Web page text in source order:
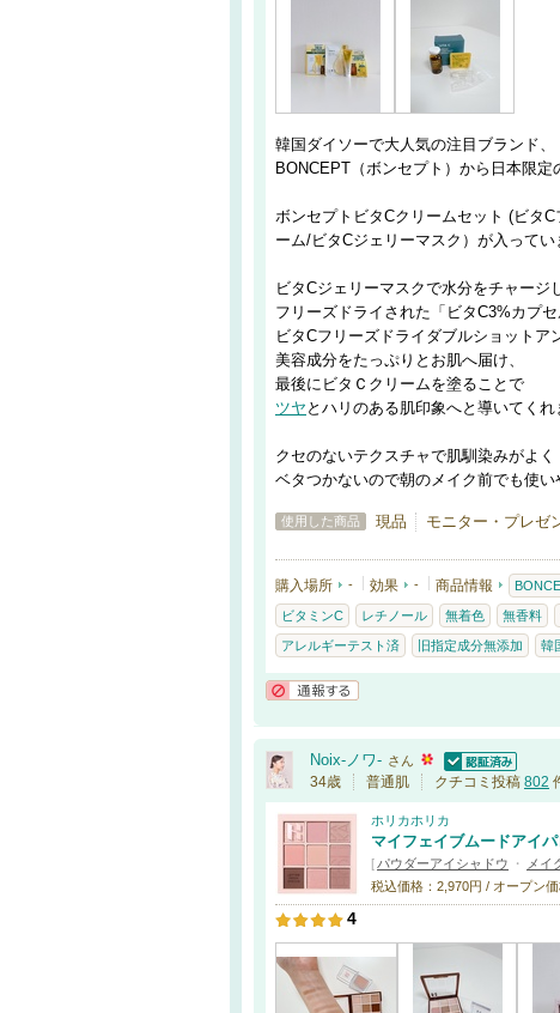
韓国ダイソーで大人気の注目ブランド、
BONCEPT（ボンセプト）から日本限定
ボンセプトビタCクリームセット (ビタ
ーム/ビタCジェリーマスク）が入ってい
ビタCジェリーマスクで水分をチャージ
フリーズドライされた「ビタC3%カプ
ビタCフリーズドライダブルショットア
美容成分をたっぷりとお肌へ届け、
最後にビタＣクリームを塗ることで
ツヤ とハリのある肌印象へと導いてくれ
クセのないテクスチャで肌馴染みがよく
ベタつかないので朝のメイク前でも使い
使用した商品 現品 モニター・プレゼ
購入場所 - 効果 - 商品情報
ビタミンC レチノール 無着色 無香料
アレルギーテスト済 旧指定成分無添加 韓
Noix-ノワ- さん
認証済
34歳 普通肌 クチコミ投稿 802
ホリカホリカ
マイフェイブムードアイパ
[ パウダーアイシャドウ ・ メイ
税込価格：2,970円 / オープン
4